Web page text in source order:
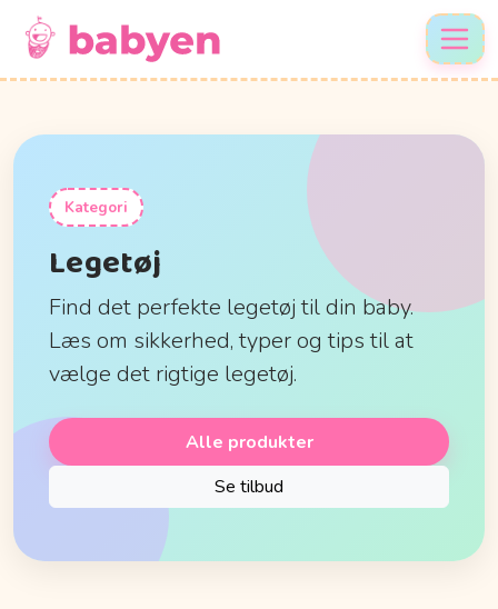
Kategori
Legetøj
Find det perfekte legetøj til din baby.
Læs om sikkerhed, typer og tips til at
vælge det rigtige legetøj.
Alle produkter
Se tilbud